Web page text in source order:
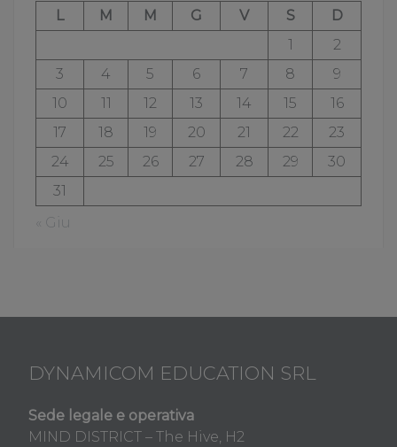
L M M G V S
D
1
2
3
4 5 6 7 8
9
10
11 12 13 14 15
16
17
18 19 20 21 22
23
24
25 26 27 28 29
30
31
« Giu
DYNAMICOM EDUCATION SRL
Sede legale e operativa
MIND DISTRICT – The Hive, H2